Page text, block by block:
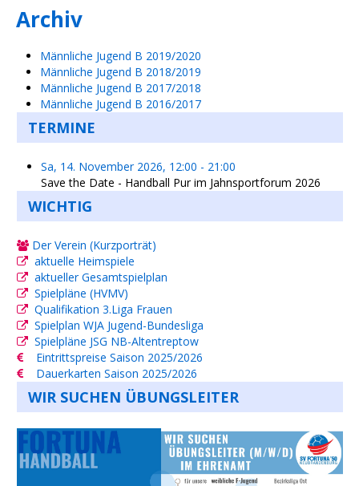
Archiv
Männliche Jugend B 2019/2020
Männliche Jugend B 2018/2019
Männliche Jugend B 2017/2018
Männliche Jugend B 2016/2017
TERMINE
Sa, 14. November 2026, 12:00 - 21:00
Save the Date - Handball Pur im Jahnsportforum 2026
WICHTIG
Der Verein (Kurzporträt)
aktuelle Heimspiele
aktueller Gesamtspielplan
Spielpläne (HVMV)
Qualifikation 3.Liga Frauen
Spielplan WJA Jugend-Bundesliga
Spielpläne JSG NB-Altentreptow
Eintrittspreise Saison 2025/2026
Dauerkarten Saison 2025/2026
WIR SUCHEN ÜBUNGSLEITER